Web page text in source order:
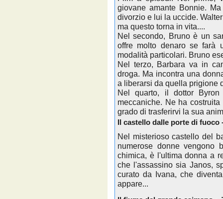
giovane amante Bonnie.
divorzio e lui la uccide.
ma questo torna in vita....
Nel secondo, Bruno è un
offre molto denaro se farà
modalità particolari. Bruno
Nel terzo, Barbara va in
droga. Ma incontra una
a liberarsi da quella prigione
Nel quarto, il dottor
meccaniche. Ne ha
grado di trasferirvi la sua
Il castello dalle porte di fuoco
Nel misterioso castello del
numerose donne vengono
chimica, è l'ultima donna a
che l'assassino sia Janos,
curato da Ivana, che
appare...